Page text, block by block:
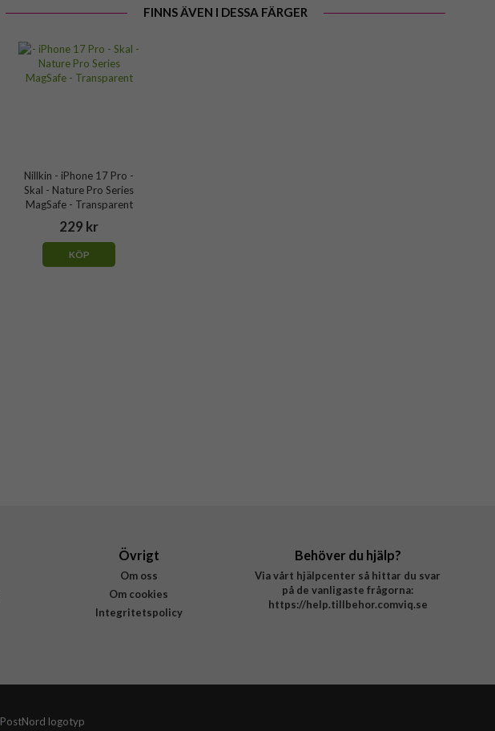
FINNS ÄVEN I DESSA FÄRGER
Nillkin - iPhone 17 Pro -
Skal - Nature Pro Series
MagSafe - Transparent
229 kr
KÖP
Övrigt
Om oss
Om cookies
Integritetspolicy
Behöver du hjälp?
Via vårt hjälpcenter så hittar du svar
på de vanligaste frågorna:
https://help.tillbehor.comviq.se